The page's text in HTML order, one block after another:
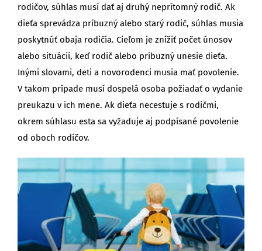
rodičov, súhlas musí dať aj druhý neprítomný rodič. Ak
dieťa sprevádza príbuzný alebo starý rodič, súhlas musia
poskytnúť obaja rodičia. Cieľom je znížiť počet únosov
alebo situácií, keď rodič alebo príbuzný unesie dieťa.
Inými slovami, deti a novorodenci musia mať povolenie.
V takom prípade musí dospelá osoba požiadať o vydanie
preukazu v ich mene. Ak dieťa necestuje s rodičmi,
okrem súhlasu esta sa vyžaduje aj podpísané povolenie
od oboch rodičov.